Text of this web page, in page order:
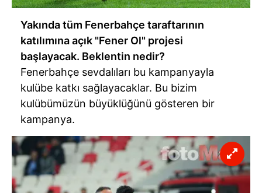
Yakında tüm Fenerbahçe taraftarının
katılımına açık "Fener Ol" projesi
başlayacak. Beklentin nedir?
Fenerbahçe sevdalıları bu kampanyayla
kulübe katkı sağlayacaklar. Bu bizim
kulübümüzün büyüklüğünü gösteren bir
kampanya.